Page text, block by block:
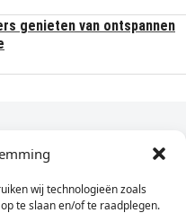
wij technologieën zoals
te slaan en/of te raadplegen.
genieten van ontspannen
in je e-mail?